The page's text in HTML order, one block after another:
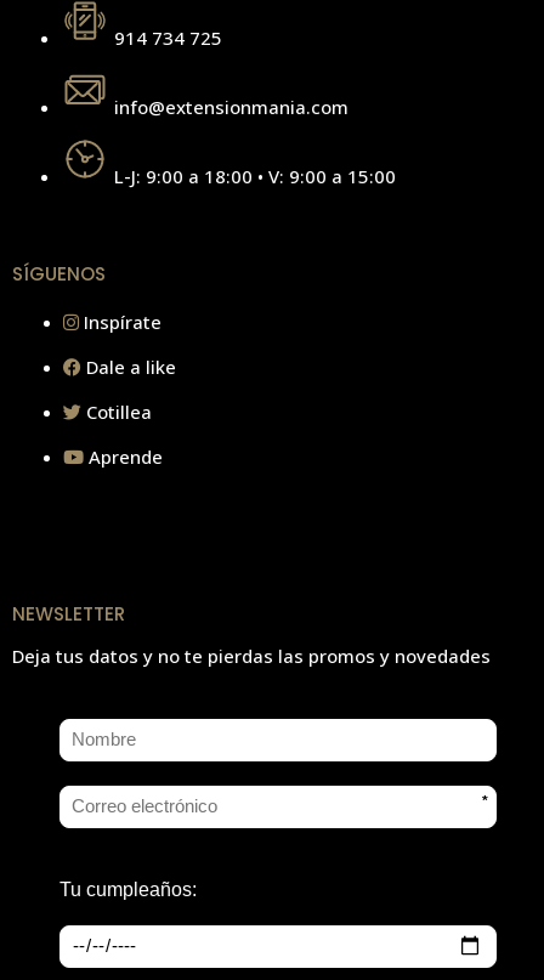
914 734 725
info@extensionmania.com
L-J: 9:00 a 18:00 • V: 9:00 a 15:00
SÍGUENOS
Inspírate
Dale a like
Cotillea
Aprende
NEWSLETTER
Deja tus datos y no te pierdas las promos y novedades
*
Tu cumpleaños: